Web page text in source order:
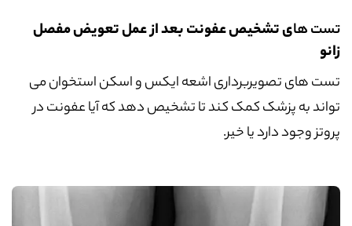
تست های تشخیص عفونت بعد از عمل تعویض مفصل
زانو
تست های تصویربرداری اشعه ایکس و اسکن استخوان می
تواند به پزشک کمک کند تا تشخیص دهد که آیا عفونت در
پروتز وجود دارد یا خیر.